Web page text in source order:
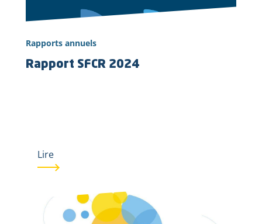
Rapports annuels
Rapport SFCR 2024
Lire